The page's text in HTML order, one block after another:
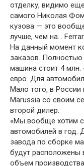
отделку, видимо
самого Николая
кузова — это
лучше, чем на…
На данный момент
заказов.
машина стоит 4 млн.
евро. Для
Мало того, в
Marussia со своим
второй дилер.
«Мы вообще хотим
автомобилей в год.
завода по сборке
будут расположены
объем